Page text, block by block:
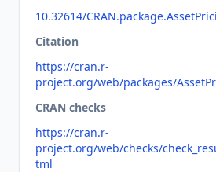
10.32614/
Citation
https://cran.r-
project.org/web/packages/
CRAN checks
https://cran.r-
project.org/web/checks/
tml